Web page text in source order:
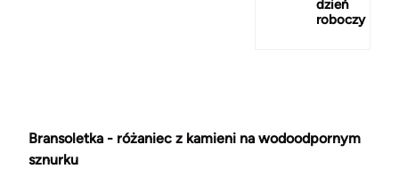
dzień
roboczy
Bransoletka - różaniec z kamieni na wodoodpornym
sznurku